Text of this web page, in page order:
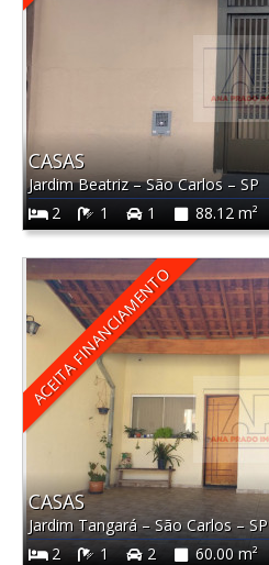
CASAS
Jardim Beatriz–São Carlos – SP
2
1 1 88.12 m²
ACEITA FINANCIAMENTO
CASAS
Jardim Tangará–São Carlos–SP
2
1 2 60.00 m²